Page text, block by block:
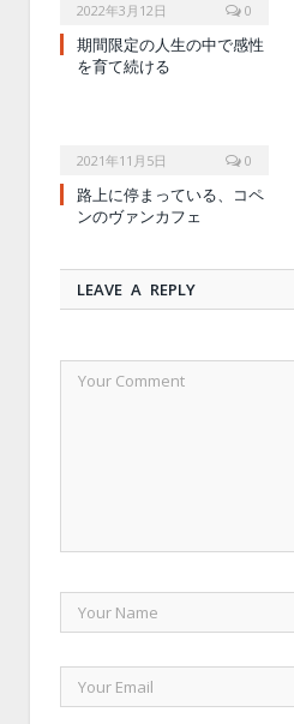
2022年3月12日 0
期間限定の人生の中で感性
を育て続ける
2021年11月5日 0
路上に停まっている、コペ
ンのヴァンカフェ
LEAVE A REPLY